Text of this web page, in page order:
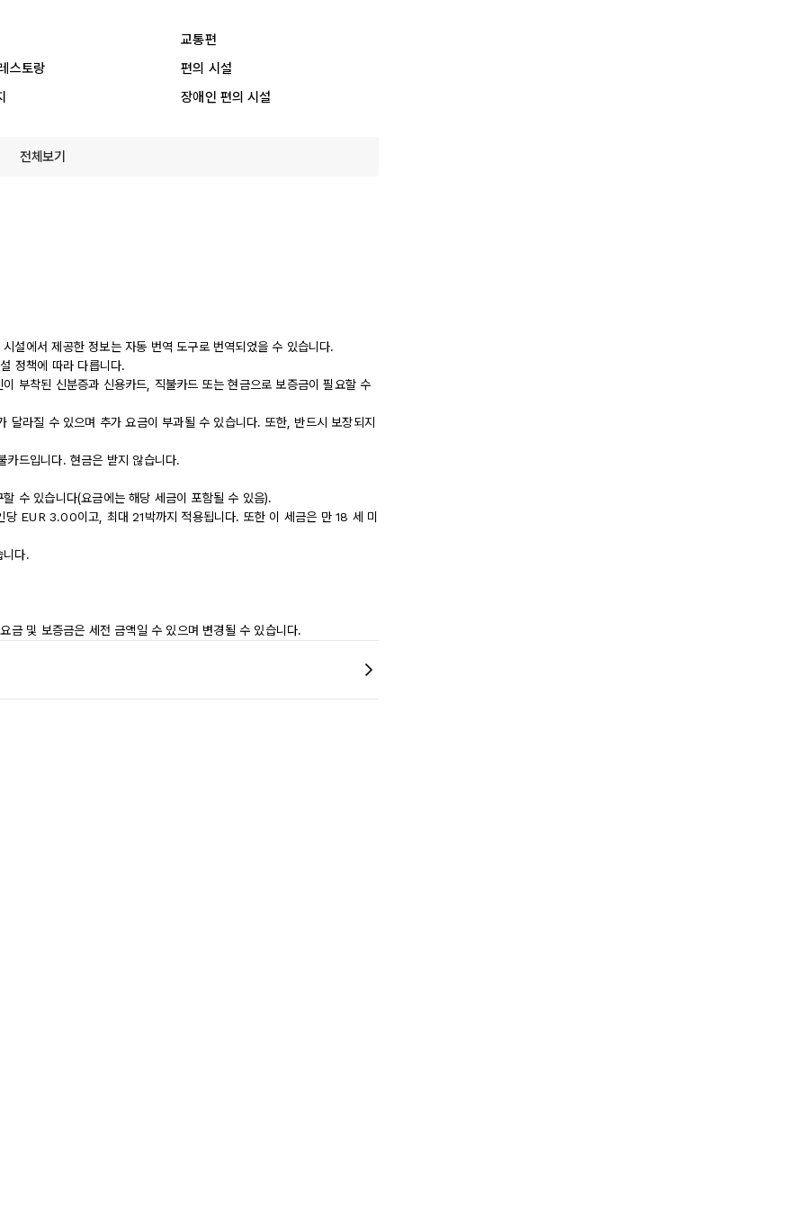
교통편
스토랑
편의 시설
장애인 편의 시설
전체보기
설에서 제공한 정보는 자동 번역 도구로 번역되었을 수 있습니다.
정책에 따라 다릅니다.
부착된 신분증과 신용카드, 직불카드 또는 현금으로 보증금이 필요할 수
달라질 수 있으며 추가 요금이 부과될 수 있습니다. 또한, 반드시 보장되지
카드입니다. 현금은 받지 않습니다.
수 있습니다(요금에는 해당 세금이 포함될 수 있음).
당 EUR 3.00이고, 최대 21박까지 적용됩니다. 또한 이 세금은 만 18 세 미
니다.
금 및 보증금은 세전 금액일 수 있으며 변경될 수 있습니다.